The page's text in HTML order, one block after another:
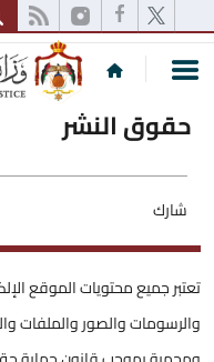
حقوق النشر
شارك
تعتبر جميع محتويات الموقع
والرسومات والصور والملفات